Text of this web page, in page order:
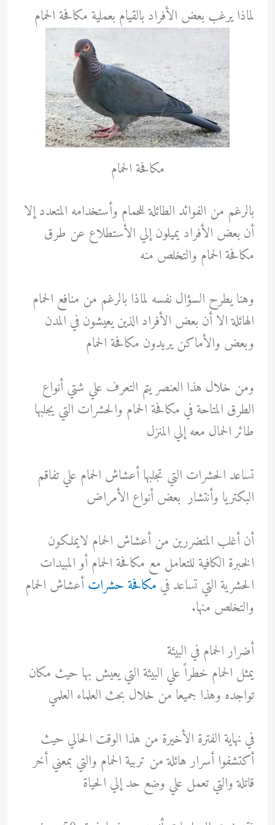
لماذا يرغب بعض الأفراد بالقيام بعملية مكافحة الحمام
مكافحة الحمام
بالرغم من الفوائد الطائلة للحمام وأستخدامه المتعدد إلا
أن بعض الأفراد يميلون إلي الأستطلاع عن طرق
مكافحة الحمام والتخلص منه
وهنا يطرح السؤال نفسه لماذا بالرغم من منافع الحمام
الهائلة الا أن بعض الأفراد الذين يعيشون في المدن
وبعض والأماكن يريدون مكافحة الحمام
ومن خلال هذا العنصر يتم التعرف علي شتي أنواع
الطرق المتاحة في مكافحة الحمام والحشرات التي يجلبها
طائر الحمال معه إلي المنزل
تساعد الحشرات التي تجلبها أعشاش الحمام علي تفاقم
البكتريا وأنتشار بعض أنواع الأمراض
أن أغلب المتضررين من أعشاش الحمام لايملكون
الخبرة الكافية للتعامل مع مكافحة الحمام أو المبيدات
الحشرية التي تساعد في مكافحة حشراتأعشاش الحمام
والتخلص منها.
أضرار الحمام في البيئة
يمثل الحمام خطراً علي البيئة التي يعيش بها حيث مكان
تواجده وهذا جميعا من خلال بحث العلماء العلمي
في نهاية الفترة الأخيرة من هذا الوقت الحالي حيث
أكتشفوا أسرار هائلة من تربية الحمام والتي بمعني أخر
قاتلة والتي تعمل علي وضع حد إلي الحياة